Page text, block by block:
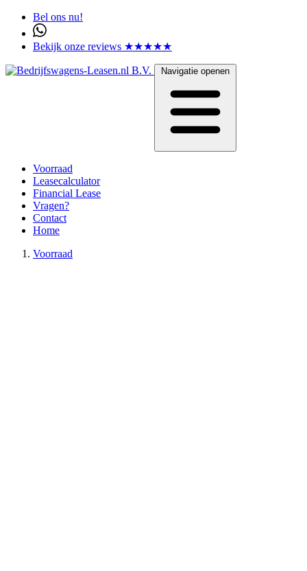
Bel ons nu!
Bekijk onze reviews ★★★★★
Navigatie openen
Voorraad
Leasecalculator
Financial Lease
Vragen?
Contact
Home
Voorraad